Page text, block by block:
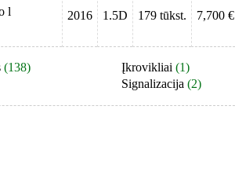
l 2016 1.5D 179 tūkst. 7,700 €
(138)
Įkrovikliai (1)
Signalizacija (2)